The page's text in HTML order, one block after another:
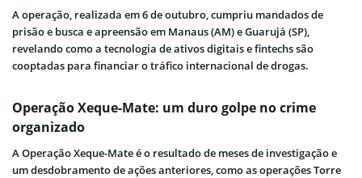
A operação, realizada em 6 de outubro, cumpriu mandados de
prisão e busca e apreensão em Manaus (AM) e Guarujá (SP),
revelando como a tecnologia de ativos digitais e fintechs são
cooptadas para financiar o tráfico internacional de drogas.
Operação Xeque-Mate: um duro golpe no crime
organizado
A Operação Xeque-Mate é o resultado de meses de investigação e
um desdobramento de ações anteriores, como as operações Torre